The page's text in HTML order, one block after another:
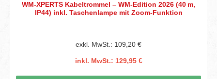
WM‑XPERTS Kabeltrommel – WM‑Edition 2026 (40 m,
IP44) inkl. Taschenlampe mit Zoom‑Funktion
exkl. MwSt.: 109,20 €
inkl. MwSt.: 129,95 €